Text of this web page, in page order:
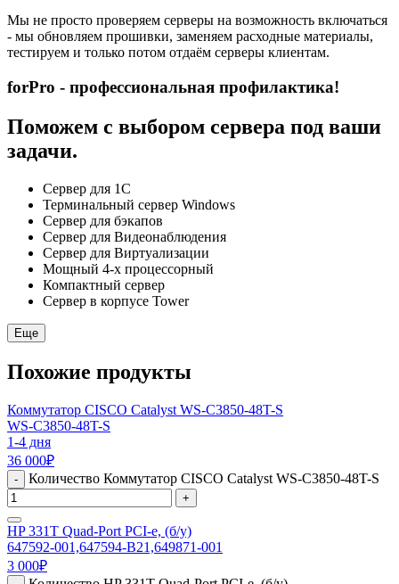
Мы не просто проверяем серверы на возможность включаться
- мы обновляем прошивки, заменяем расходные материалы,
тестируем и только потом отдаём серверы клиентам.
forPro - профессиональная профилактика!
Поможем с выбором сервера под ваши
задачи.
Сервер для 1С
Терминальный сервер Windows
Сервер для бэкапов
Сервер для Видеонаблюдения
Сервер для Виртуализации
Мощный 4-х процессорный
Компактный сервер
Сервер в корпусе Tower
Еще
Похожие продукты
Коммутатор CISCO Catalyst WS-C3850-48T-S
WS-C3850-48T-S
1-4 дня
36 000₽
- Количество Коммутатор CISCO Catalyst WS-C3850-48T-S
+
HP 331T Quad-Port PCI-e, (б/у)
647592-001,647594-B21,649871-001
3 000₽